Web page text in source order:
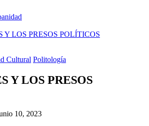
Y LOS PRESOS POLÍTICOS
Cultural Politología
Y LOS PRESOS
10, 2023